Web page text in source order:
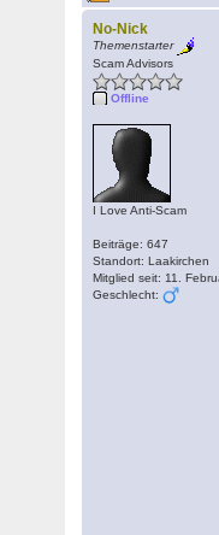
No-Nick
Themenstarter
Scam Advisors
Offline
I Love Anti-Scam
Beiträge: 647
Standort: Laakirchen
Mitglied seit: 11.
Geschlecht: